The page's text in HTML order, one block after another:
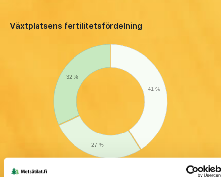
Växtplatsens fertilitetsfördelning
41 %
27 %
32 %
Frisk mo, motsvarand... (7,9 ha)